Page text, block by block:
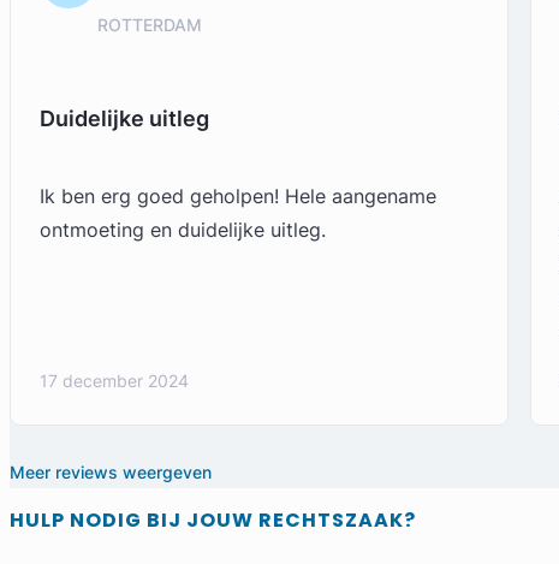
ROTTERDAM
Duidelijke uitleg
Ik ben erg goed geholpen! Hele aangename
ontmoeting en duidelijke uitleg.
17 december 2024
Meer reviews weergeven
HULP NODIG BIJ JOUW RECHTSZAAK?